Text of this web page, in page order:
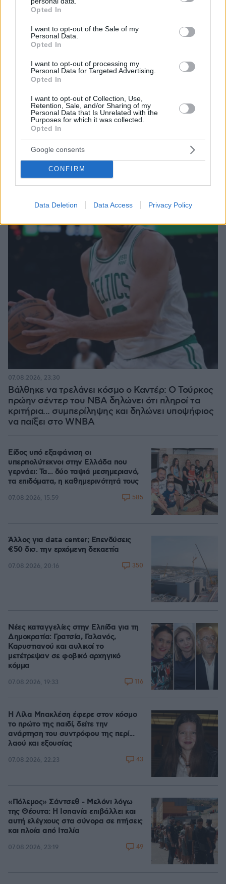
grant or deny consent to Google and its third-party tags to
use your data for below specified purposes in below Google
consent section.
Opted In
I want to opt-out of the Sale of my
Personal Data.
Opted In
I want to opt-out of processing my
Personal Data for Targeted Advertising.
Opted In
I want to opt-out of Collection, Use,
Retention, Sale, and/or Sharing of my
Personal Data that Is Unrelated with the
Purposes for which it was collected.
Opted In
Google consents
CONFIRM
Data Deletion Data Access Privacy Policy
«Πόσα θέλεις για το κορίτσι;»: Τουρίστας στην
Κρήτη ζητά... τιμή για να ασελγήσει σε ανήλικη, τι
καταγγέλλει ο ιδιοκτήτης επιχείρησης
07.08.2026, 18:22
Βάλθηκε να τρελάνει κόσμο ο Καντέρ: Ο Τούρκος
πρώην σέντερ του NBA δηλώνει ότι πληροί τα
κριτήρια... συμπερίληψης και δηλώνει υποψήφιος
να παίξει στο WNBA
07.08.2026, 23:30
Είδος υπό εξαφάνιση οι
υπερπολύτεκνοι στην Ελλάδα που
γερνάει: Τα... δύο ταψιά μεσημεριανό,
τα επιδόματα, η καθημερινότητά τους
07.08.2026, 15:59 585
Άλλος για data center; Επενδύσεις
€50 δισ. την ερχόμενη δεκαετία
07.08.2026, 20:16 350
Νέες καταγγελίες στην Ελπίδα για τη
Δημοκρατία: Γρατσία, Γαλανός,
Καρυστιανού και αυλικοί το
μετέτρεψαν σε φοβικό αρχηγικό
κόμμα
07.08.2026, 19:33 116
Η Λίλα Μπακλέση έφερε στον κόσμο
το πρώτο της παιδί, δείτε την
ανάρτηση του συντρόφου της περί...
λαού και εξουσίας
07.08.2026, 22:23 43
«Πόλεμος» Σάντσεθ - Μελόνι λόγω
της Θέουτα: Η Ισπανία επιβάλλει και
αυτή ελέγχους στα σύνορα σε πτήσεις
και πλοία από Ιταλία
07.08.2026, 23:19 49